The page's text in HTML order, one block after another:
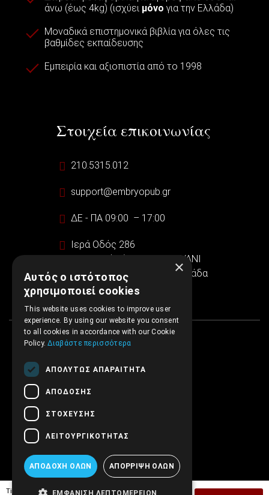
Tiμή Έκδοσης: 30,00€
άνω (έως 4kg) (ισχύει μόνο για την Ελλάδα)
Μοναδικά επιστημονικά βιβλία για όλες τις
βαθμίδες εκπαίδευσης
Εμπειρία και αξιοπιστία από το 1998
Στοιχεία επικοινωνίας
210.5315.012
support@embryopub.gr
ΔΕ - ΠΑ 09:00 – 17:00
Ιερά Οδός 286
Εμπορικό κέντρο SINTRIVANI
122 43 Αιγάλεω Αθήνα, Ελλάδα
×
Αυτός ο ιστότοπος
χρησιμοποιεί cookies
This website uses cookies to improve user
experience. By using our website you consent
to all cookies in accordance with our Cookie
Policy.Διαβάστε περισσότερα
ΑΠΟΛΎΤΩΣ ΑΠΑΡΑΊΤΗΤΑ
ΑΠΌΔΟΣΗΣ
ΣΤΌΧΕΥΣΗΣ
ΛΕΙΤΟΥΡΓΙΚΌΤΗΤΑΣ
ΑΠΟΔΟΧΉ ΌΛΩΝ ΑΠΌΡΡΙΨΗ ΌΛΩΝ
ΕΜΦΆΝΙΣΗ ΛΕΠΤΟΜΕΡΕΙΏΝ